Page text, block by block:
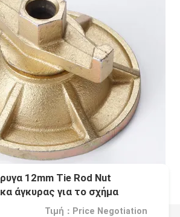
12mm Tie Rod Nut
άγκυρας για το σχήμα
Τιμή：Price Negotiation